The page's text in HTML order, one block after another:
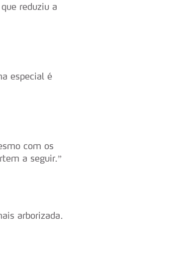
reduziu a
especial é
com os
a seguir.”
arborizada.